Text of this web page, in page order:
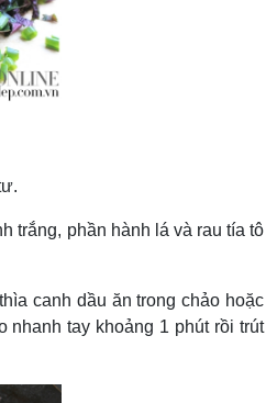
trắng, phần hành lá và rau tía tô
canh dầu ăn trong chảo hoặc
nhanh tay khoảng 1 phút rồi trút